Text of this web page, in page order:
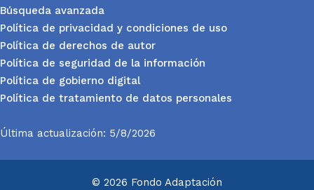
Búsqueda avanzada
Política de privacidad y condiciones de uso
Política de derechos de autor
Política de seguridad de la información
Política de gobierno digital
Política de tratamiento de datos personales
Última actualización: 5/8/2026
© 2026 Fondo Adaptación